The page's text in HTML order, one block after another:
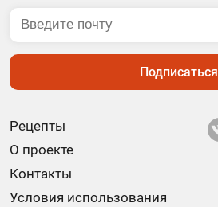
Рецепты
О проекте
Контакты
Условия использования
Подписаться